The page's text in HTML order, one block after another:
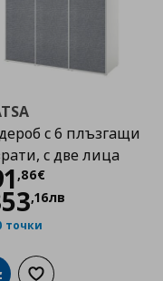
с 6 плъзгащи
с две лица
,86€
,16лв
точки